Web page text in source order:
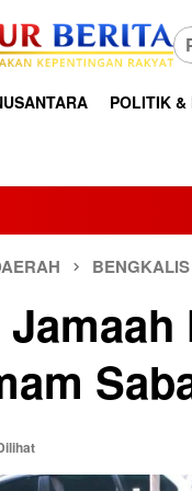
POLITIK &
BENGKALIS